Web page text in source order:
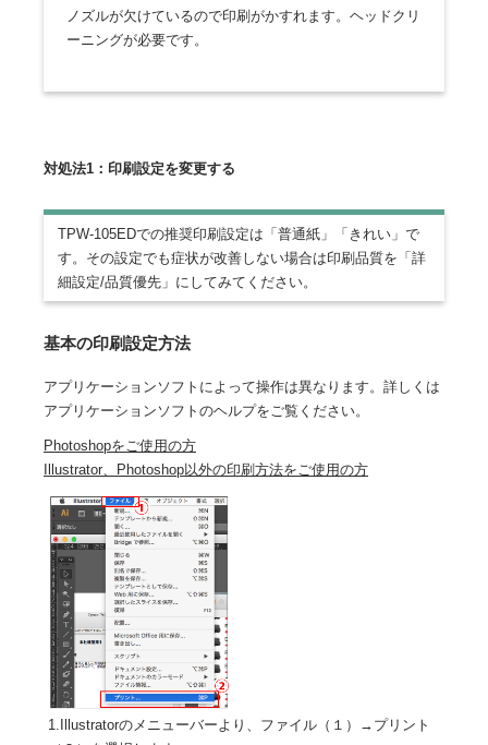
ノズルが欠けているので印刷がかすれます。ヘッドクリ
ーニングが必要です。
対処法1：印刷設定を変更する
TPW-105EDでの推奨印刷設定は「普通紙」「きれい」で
す。その設定でも症状が改善しない場合は印刷品質を「詳
細設定/品質優先」にしてみてください。
基本の印刷設定方法
アプリケーションソフトによって操作は異なります。詳しくは
アプリケーションソフトのヘルプをご覧ください。
Photoshopをご使用の方
Illustrator、Photoshop以外の印刷方法をご使用の方
1.Illustratorのメニューバーより、ファイル（１）→プリント